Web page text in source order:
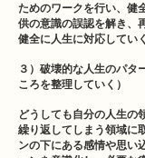
ためのワークを行い、健
供の意識の誤認を解き、
健全に人生に対応してい
３）破壊的な人生のパタ
ころを整理していく）
どうしても自分の人生の
繰り返してしまう領域に
ンの下にある感情や思い